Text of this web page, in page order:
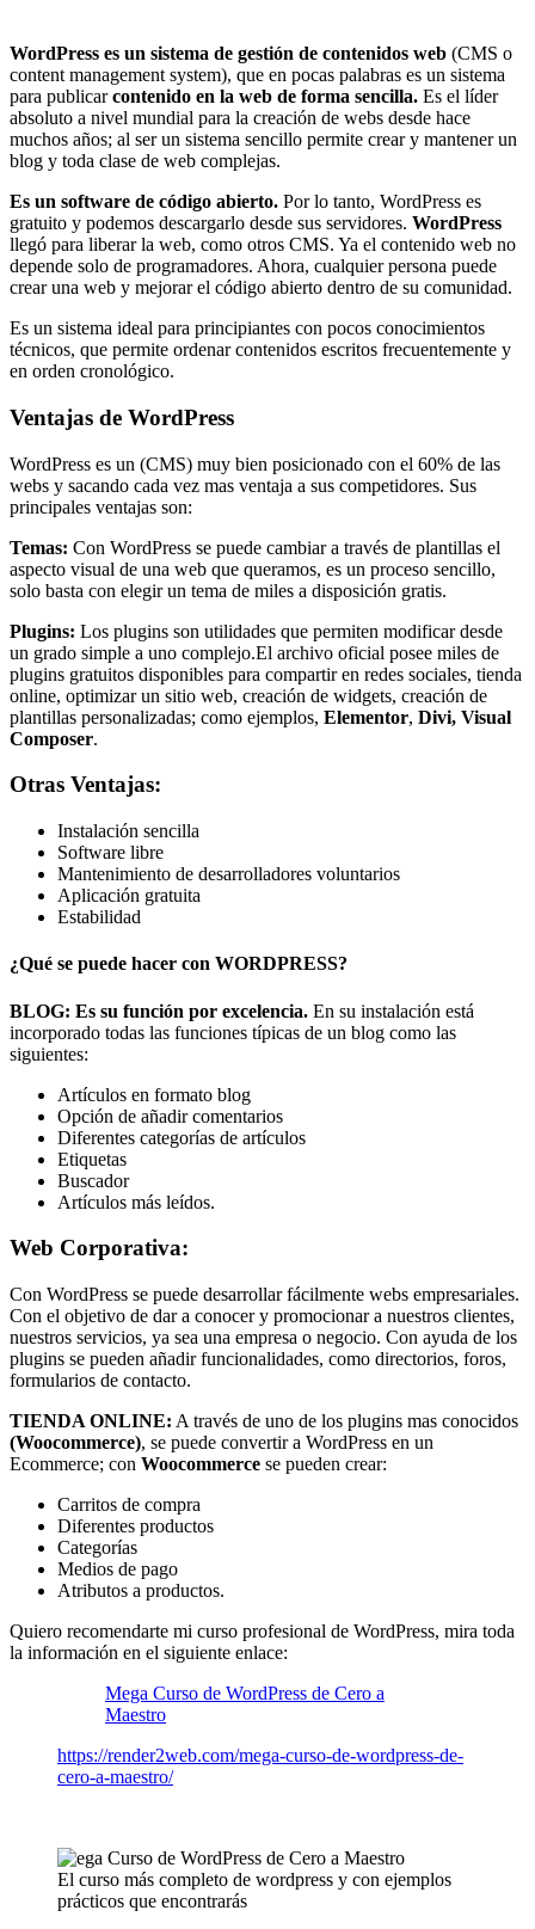
WordPress es un sistema de gestión de contenidos web (CMS o
content management system), que en pocas palabras es un sistema
para publicarcontenido en la web de forma sencilla. Es el líder
absoluto a nivel mundial para la creación de webs desde hace
muchos años; al ser un sistema sencillo permite crear y mantener un
blog y toda clase de web complejas.
Es un software de código abierto. Por lo tanto, WordPress es
gratuito y podemos descargarlo desde sus servidores. WordPress
llegó para liberar la web, como otros CMS. Ya el contenido web no
depende solo de programadores. Ahora, cualquier persona puede
crear una web y mejorar el código abierto dentro de su comunidad.
Es un sistema ideal para principiantes con pocos conocimientos
técnicos, que permite ordenar contenidos escritos frecuentemente y
en orden cronológico.
Ventajas de WordPress
WordPress es un (CMS) muy bien posicionado con el 60% de las
webs y sacando cada vez mas ventaja a sus competidores. Sus
principales ventajas son:
Temas: Con WordPress se puede cambiar a través de plantillas el
aspecto visual de una web que queramos, es un proceso sencillo,
solo basta con elegir un tema de miles a disposición gratis.
Plugins: Los plugins son utilidades que permiten modificar desde
un grado simple a uno complejo.El archivo oficial posee miles de
plugins gratuitos disponibles para compartir en redes sociales, tienda
online, optimizar un sitio web, creación de widgets, creación de
plantillas personalizadas; como ejemplos, Elementor, Divi, Visual
Composer.
Otras Ventajas:
Instalación sencilla
Software libre
Mantenimiento de desarrolladores voluntarios
Aplicación gratuita
Estabilidad
¿Qué se puede hacer con WORDPRESS?
BLOG: Es su función por excelencia. En su instalación está
incorporado todas las funciones típicas de un blog como las
siguientes:
Artículos en formato blog
Opción de añadir comentarios
Diferentes categorías de artículos
Etiquetas
Buscador
Artículos más leídos.
Web Corporativa:
Con WordPress se puede desarrollar fácilmente webs empresariales.
Con el objetivo de dar a conocer y promocionar a nuestros clientes,
nuestros servicios, ya sea una empresa o negocio. Con ayuda de los
plugins se pueden añadir funcionalidades, como directorios, foros,
formularios de contacto.
TIENDA ONLINE: A través de uno de los plugins mas conocidos
(Woocommerce), se puede convertir a WordPress en un
Ecommerce; con Woocommerce se pueden crear:
Carritos de compra
Diferentes productos
Categorías
Medios de pago
Atributos a productos.
Quiero recomendarte mi curso profesional de WordPress, mira toda
la información en el siguiente enlace:
Mega Curso de WordPress de Cero a
Maestro
https://render2web.com/mega-curso-de-wordpress-de-
cero-a-maestro/
El curso más completo de wordpress y con ejemplos
prácticos que encontrarás